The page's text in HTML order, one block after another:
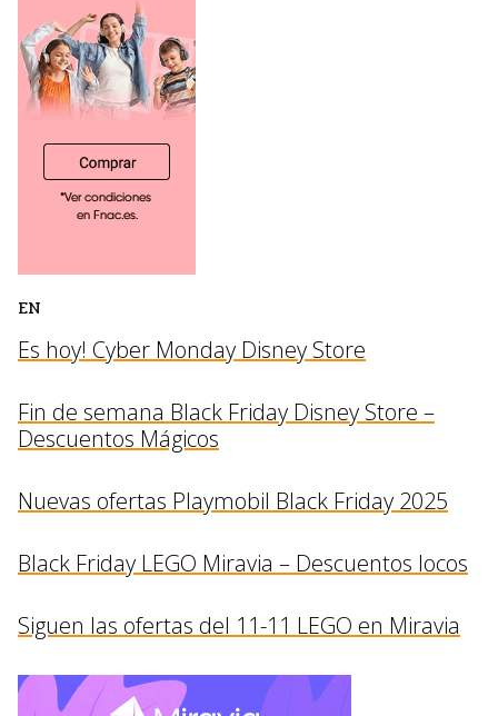
EN
Es hoy! Cyber Monday Disney Store
Fin de semana Black Friday Disney Store –
Descuentos Mágicos
Nuevas ofertas Playmobil Black Friday 2025
Black Friday LEGO Miravia – Descuentos locos
Siguen las ofertas del 11-11 LEGO en Miravia